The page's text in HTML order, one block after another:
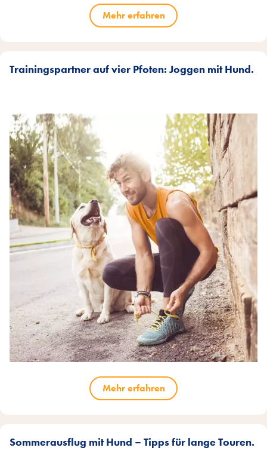
Mehr erfahren
Trainingspartner auf vier Pfoten: Joggen mit Hund.
Mehr erfahren
Sommerausflug mit Hund – Tipps für lange Touren.